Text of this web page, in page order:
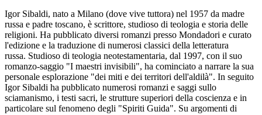
Igor Sibaldi, nato a Milano (dove vive tuttora) nel 1957 da madre
russa e padre toscano, è scrittore, studioso di teologia e storia delle
religioni. Ha pubblicato diversi romanzi presso Mondadori e curato
l'edizione e la traduzione di numerosi classici della letteratura
russa. Studioso di teologia neotestamentaria, dal 1997, con il suo
romanzo-saggio "I maestri invisibili", ha cominciato a narrare la sua
personale esplorazione "dei miti e dei territori dell'aldilà". In seguito
Igor Sibaldi ha pubblicato numerosi romanzi e saggi sullo
sciamanismo, i testi sacri, le strutture superiori della coscienza e in
particolare sul fenomeno degli "Spiriti Guida". Su argomenti di